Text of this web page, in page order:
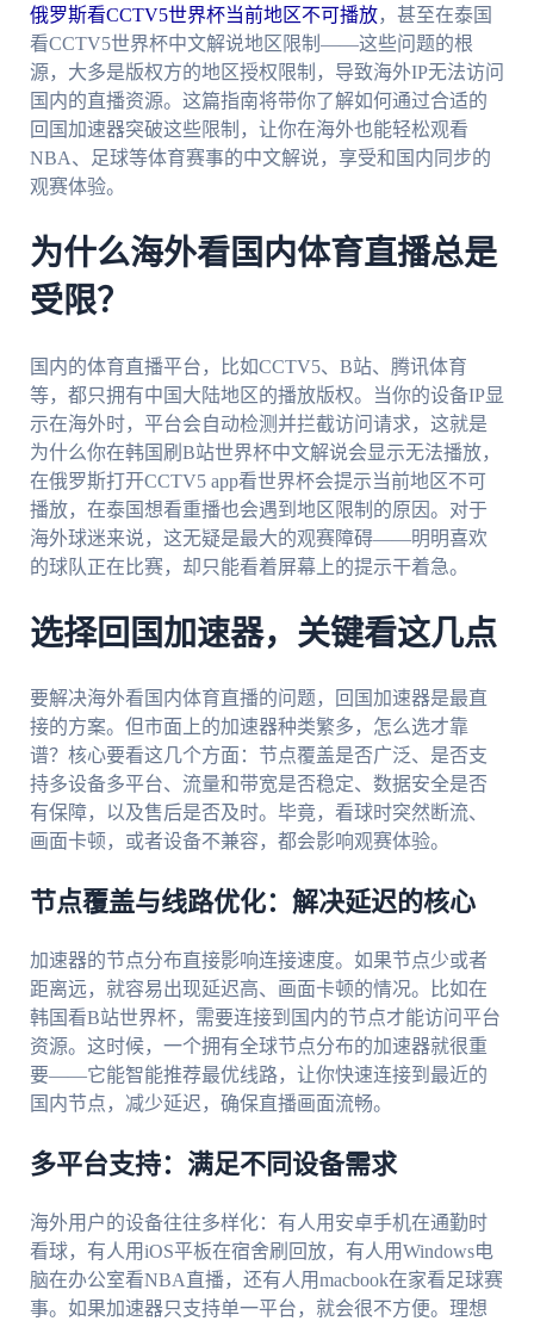
俄罗斯看CCTV5世界杯当前地区不可播放，甚至在泰国
看CCTV5世界杯中文解说地区限制——这些问题的根
源，大多是版权方的地区授权限制，导致海外IP无法访问
国内的直播资源。这篇指南将带你了解如何通过合适的
回国加速器突破这些限制，让你在海外也能轻松观看
NBA、足球等体育赛事的中文解说，享受和国内同步的
观赛体验。
为什么海外看国内体育直播总是
受限？
国内的体育直播平台，比如CCTV5、B站、腾讯体育
等，都只拥有中国大陆地区的播放版权。当你的设备IP显
示在海外时，平台会自动检测并拦截访问请求，这就是
为什么你在韩国刷B站世界杯中文解说会显示无法播放，
在俄罗斯打开CCTV5 app看世界杯会提示当前地区不可
播放，在泰国想看重播也会遇到地区限制的原因。对于
海外球迷来说，这无疑是最大的观赛障碍——明明喜欢
的球队正在比赛，却只能看着屏幕上的提示干着急。
选择回国加速器，关键看这几点
要解决海外看国内体育直播的问题，回国加速器是最直
接的方案。但市面上的加速器种类繁多，怎么选才靠
谱？核心要看这几个方面：节点覆盖是否广泛、是否支
持多设备多平台、流量和带宽是否稳定、数据安全是否
有保障，以及售后是否及时。毕竟，看球时突然断流、
画面卡顿，或者设备不兼容，都会影响观赛体验。
节点覆盖与线路优化：解决延迟的核心
加速器的节点分布直接影响连接速度。如果节点少或者
距离远，就容易出现延迟高、画面卡顿的情况。比如在
韩国看B站世界杯，需要连接到国内的节点才能访问平台
资源。这时候，一个拥有全球节点分布的加速器就很重
要——它能智能推荐最优线路，让你快速连接到最近的
国内节点，减少延迟，确保直播画面流畅。
多平台支持：满足不同设备需求
海外用户的设备往往多样化：有人用安卓手机在通勤时
看球，有人用iOS平板在宿舍刷回放，有人用Windows电
脑在办公室看NBA直播，还有人用macbook在家看足球赛
事。如果加速器只支持单一平台，就会很不方便。理想